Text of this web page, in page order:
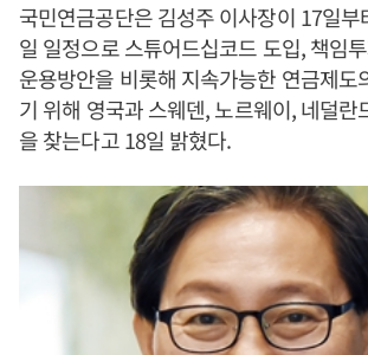
국민연금공단은 김성주 이사장이 17일
일 일정으로 스튜어드십코드 도입, 책임
운용방안을 비롯해 지속가능한 연금제도
기 위해 영국과 스웨덴, 노르웨이, 네덜란
을 찾는다고 18일 밝혔다.